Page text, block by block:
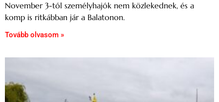
November 3-tól személyhajók nem közlekednek, és a
komp is ritkábban jár a Balatonon.
Tovább olvasom »